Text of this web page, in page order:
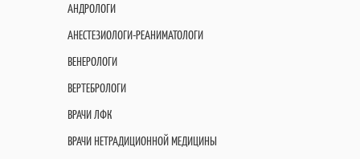
АНДРОЛОГИ
АНЕСТЕЗИОЛОГИ-РЕАНИМАТОЛОГИ
ВЕНЕРОЛОГИ
ВЕРТЕБРОЛОГИ
ВРАЧИ ЛФК
ВРАЧИ НЕТРАДИЦИОННОЙ МЕДИЦИНЫ